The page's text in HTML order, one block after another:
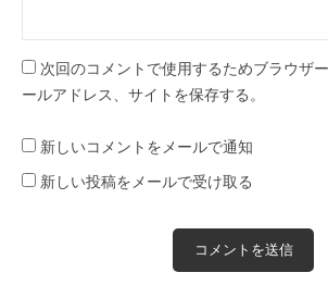
次回のコメントで使用するためブラウザ
ールアドレス、サイトを保存する。
新しいコメントをメールで通知
新しい投稿をメールで受け取る